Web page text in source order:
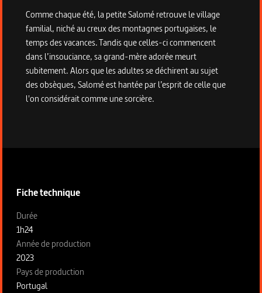
Comme chaque été, la petite Salomé retrouve le village
familial, niché au creux des montagnes portugaises, le
temps des vacances. Tandis que celles-ci commencent
dans l’insouciance, sa grand-mère adorée meurt
subitement. Alors que les adultes se déchirent au sujet
des obsèques, Salomé est hantée par l’esprit de celle que
l'on considérait comme une sorcière.
Fiche technique
Fiche technique section gauche
Durée
1h24
Année de production
2023
Pays de production
Portugal